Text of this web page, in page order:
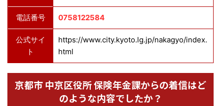
電話番号 0758122584
公式サイ
ト
https://www.city.kyoto.lg.jp/nakagyo/index.
html
京都市 中京区役所 保険年金課からの着信はど
のような内容でしたか？